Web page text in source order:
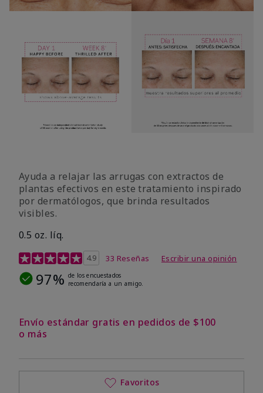
Ayuda a relajar las arrugas con extractos de
plantas efectivos en este tratamiento inspirado
por dermatólogos, que brinda resultados
visibles.
0.5 oz. líq.
Calificación de clientes de 4,9 de 5
4.9 33 Reseñas Escribir una opinión
97% de los encuestados
recomendaría a un amigo.
Envío estándar gratis en pedidos de $100
o más
Favoritos